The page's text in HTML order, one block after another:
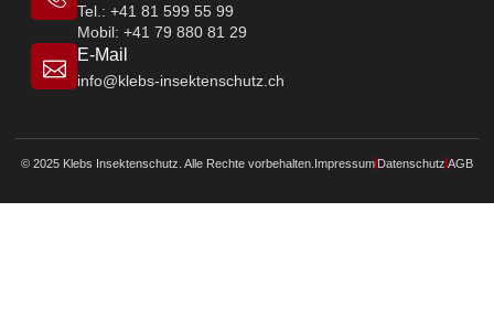
Tel.: +41 81 599 55 99
Mobil: +41 79 880 81 29
E-Mail
info@klebs-insektenschutz.ch
© 2025 Klebs Insektenschutz. Alle Rechte vorbehalten. Impressum Datenschutz AGB